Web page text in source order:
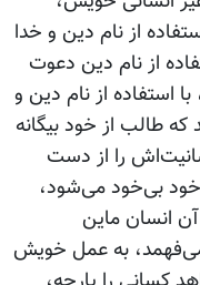
از نام دین و خدا
از نام دین دعوت
استفاده از نام دین و
که طالب از خود بیگانه
را از دست
بی‌خود می‌شود،
انسان ماین
به عمل خویش